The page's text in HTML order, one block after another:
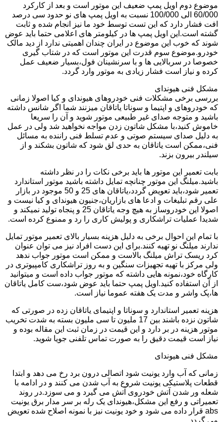
موضوع دوم اویل پمپ ضعیف این موتور است و بعد از کارکرد
60/000 الی 100/000 نسبت به اویل پمپ های نو حدود سی درصد
افت فشار دارد که این تست توسط خود ما نیز انجام شده و ثابت
گشته است.این اویل پمپ ها در کیلومتر های اعلامی حتما باید عوض
شوند که خوب این موضوع در ایران چندان اهمیتی ندارد از دید مالک
خودرو.موضوع سوم قدرت این موتور است که در شتاب گیری
خصوصا در سربالایی ها و با سرنشینان فول،بسیار ضعیف عمل
کرده و نیاز است فشار زیادی به موتور وارد گردد.
مشکل فنی هیوندای
بررسی برخی مشکلات فنی خودروهای هیوندای و کیا اصولا زمانی
که خودروهای و اپتیما و سوناتا یاتاقان میزنند شما اگر شانس داشته
باشید و متوجه صدای غیر طبیعی موتور شوید و آن را سریعا
خاموش کنید،با مشکل شاتون زدن مواجه نخواهید شد ولی در عمل
به دلیل صدای سیستم صوتی و عدم تسلط فنی راننده به مسائل
فنی،ممکن است یاتاقان به حدی لق شود که شاتون بشکند و از
سیلندر بیرون بزند.
بابت تعمیر این موتور ها باید برخی نکات را در نظر داشته
باشید.میلنگ این موتور چنانچه تمایل داشته باشید موتور استاندارد
تعمیر شود،باید تعویض گردد،یاتاقان های 25 و 50 موجود در بازار
علی رقم تبلیغات و ادعا های بازاریان،جنیون هیوندای و کیا نیست و
اصولا این خودروساز به هیچ وجه یاتاقان 25 و پنجاه تولید نمیکند و
شدیدا عملیات تراشکاری و پولیش کاری را رد و ممنوع کرده است.
با تمام این احوال برخی به دلیل هزینه بسیار بالای تعمیر موتور تمایل
ندارند میلنگ نو تهیه کنند.برای این دست افراد نیز می توان عنوان
کرد ریسک تراش میلنگ بالاست و ممکن است موتور جواب ندهد
ولی مرکز با تهیه تجهیزات سنگین و به روز تراشکاری کامپیوتری در
کارگاه خود،نمونه هایی داشته که موتور جواب داده است و میتوانید
از آن استفاده کنید.اویل پمپ حتما باید عوض شود،ست کامل یاتاقان
ها،پک واشر و مدت یک هفته عموما نیاز است.
هزینه تعمیر استاندارد و سوناتا و اپتیمای یاتاقان زده در صورتی که
شاتون نزده باشند بین 17 ملیون تا سی ملیون بسته به شدت تخریب
موتور هزینه در بر دارد و این قیمت در زمان ثبت این مقاله بوده و
نیاز است قیمت دقیق را به صورت تماس تلفنی جویا شوید.
مشکل فنی هیوندای
زمانی که آب وارد یونیت شود اتصالی درون برد رخ می دهد و ابتدا
قطعات پلاستیکی یونیت شروع به آب شدن می کنند و در ادامه با
شعله ور شدن آتش خودروی آتش می گیرد و می سوزد.در روند
تعمیراتی و رفع این مشکل،هیوندای یک رله بر سر مدار برق یونیت
abs قرار داده می شود و خود یونیت نیز با نمونه اصلاح شده تعویض
می گردد.